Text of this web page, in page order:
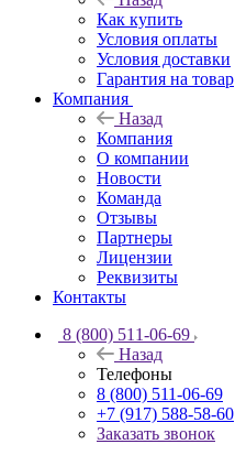
Как купить
Условия оплаты
Условия доставки
Гарантия на товар
Компания
Назад
Компания
О компании
Новости
Команда
Отзывы
Партнеры
Лицензии
Реквизиты
Контакты
8 (800) 511-06-69
Назад
Телефоны
8 (800) 511-06-69
+7 (917) 588-58-60
Заказать звонок